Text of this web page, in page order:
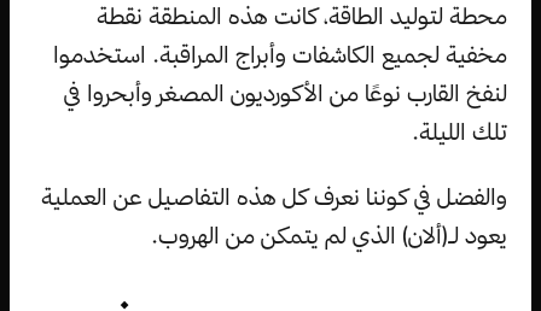
محطة لتوليد الطاقة، كانت هذه المنطقة نقطة
مخفية لجميع الكاشفات وأبراج المراقبة. استخدموا
لنفخ القارب نوعًا من الأكورديون المصغر وأبحروا في
تلك الليلة.
والفضل في كوننا نعرف كل هذه التفاصيل عن العملية
يعود لـ(ألان) الذي لم يتمكن من الهروب.